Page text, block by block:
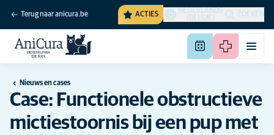
Terug naar anicura.be ACTIES
NEDERLANDS
(BELGIË)
ZOEKEN
Nieuws en cases
Case: Functionele obstructieve
mictiestoornis bij een pup met